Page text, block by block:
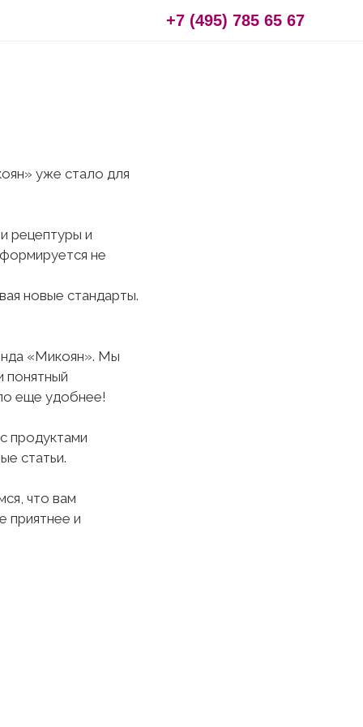
+7 (495) 785 65 67
уже стало для
рецептуры и
не
новые стандарты.
«Микоян». Мы
понятный
еще удобнее!
продуктами
статьи.
что вам
приятнее и